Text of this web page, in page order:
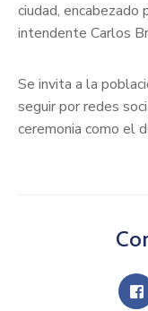
ciudad, encabezado
intendente Carlos
Se invita a la
seguir por redes
ceremonia como el